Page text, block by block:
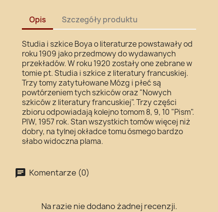
Opis Szczegóły produktu
Studia i szkice Boya o literaturze powstawały od
roku 1909 jako przedmowy do wydawanych
przekładów. W roku 1920 zostały one zebrane w
tomie pt. Studia i szkice z literatury francuskiej.
Trzy tomy zatytułowane Mózg i płeć są
powtórzeniem tych szkiców oraz "Nowych
szkiców z literatury francuskiej". Trzy części
zbioru odpowiadają kolejno tomom 8, 9, 10 "Pism".
PIW, 1957 rok. Stan wszystkich tomów więcej niż
dobry, na tylnej okładce tomu ósmego bardzo
słabo widoczna plama.
Komentarze (0)
Na razie nie dodano żadnej recenzji.